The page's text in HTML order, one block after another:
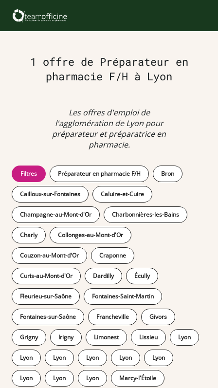
1 offre de Préparateur en
pharmacie F/H à Lyon
Les offres d'emploi de
l'agglomération de Lyon pour
préparateur et préparatrice en
pharmacie.
Filtres Préparateur en pharmacie F/H Bron
Cailloux-sur-Fontaines Caluire-et-Cuire
Champagne-au-Mont-d'Or Charbonnières-les-Bains
Charly Collonges-au-Mont-d'Or
Couzon-au-Mont-d'Or Craponne
Curis-au-Mont-d'Or Dardilly Écully
Fleurieu-sur-Saône Fontaines-Saint-Martin
Fontaines-sur-Saône Francheville Givors
Grigny Irigny Limonest Lissieu Lyon
Lyon Lyon Lyon Lyon Lyon
Lyon Lyon Lyon Marcy-l'Étoile